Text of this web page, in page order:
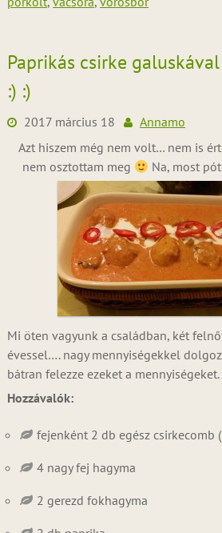
Paprikás csirke
:) :)
2017 március 18
Annamo
Azt hiszem még nem volt… nem is
nem osztottam meg
Na, most
Mi öten vagyunk a családban, két
évessel…. nagy mennyiségekkel
bátran felezze ezeket a mennyiségeket.
Hozzávalók:
fejenként 2 db egész csirkecomb
4 nagy fej hagyma
2 gerezd fokhagyma